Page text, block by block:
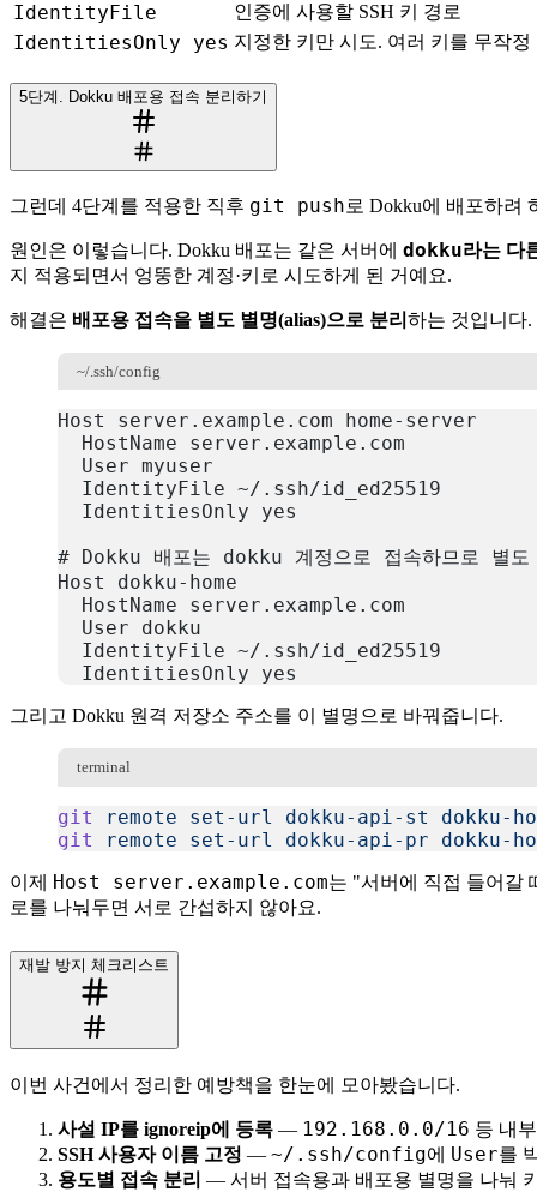
IdentityFile 인증에 사용할 SSH 키 경로
IdentitiesOnly yes 지정한 키만 시도. 여러 키를 무작
5단계. Dokku 배포용 접속 분리하기
그런데 4단계를 적용한 직후 git push로 Dokku에 배포하려
원인은 이렇습니다. Dokku 배포는 같은 서버에 dokku라는 다
지 적용되면서 엉뚱한 계정·키로 시도하게 된 거예요.
해결은 배포용 접속을 별도 별명(alias)으로 분리 하는 것입니다.
~/.ssh/config
Host server.example.com home-server
  HostName server.example.com
  User myuser
  IdentityFile ~/.ssh/id_ed25519
  IdentitiesOnly yes
# Dokku 배포는 dokku 계정으로 접속하므로 별도
Host dokku-home
  HostName server.example.com
  User dokku
  IdentityFile ~/.ssh/id_ed25519
  IdentitiesOnly yes
그리고 Dokku 원격 저장소 주소를 이 별명으로 바꿔줍니다.
terminal
git remote set-url dokku-api-st
dokku-
git
remote set-url dokku-api-pr dokku-
이제 Host server.example.com는 "서버에 직접 들어갈
로를 나눠두면 서로 간섭하지 않아요.
재발 방지 체크리스트
이번 사건에서 정리한 예방책을 한눈에 모아봤습니다.
사설 IP를 ignoreip에 등록 — 192.168.0.0/16 등 내
SSH 사용자 이름 고정 — ~/.ssh/config에 User를
용도별 접속 분리 — 서버 접속용과 배포용 별명을 나눠